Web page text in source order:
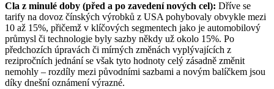
Cla z minulé doby (před a po zavedení nových cel): Dříve se
tarify na dovoz čínských výrobků z USA pohybovaly obvykle mezi
10 až 15%, přičemž v klíčových segmentech jako je automobilový
průmysl či technologie byly sazby někdy už okolo 15%. Po
předchozích úpravách či mírných změnách vyplývajících z
rezipročních jednání se však tyto hodnoty celý zásadně změnit
nemohly – rozdíly mezi původními sazbami a novým balíčkem jsou
díky dnešní oznámení výrazné.